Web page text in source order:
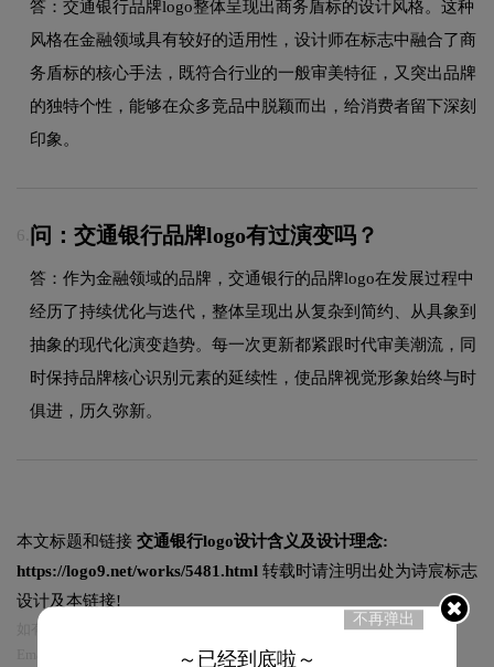
答：交通银行品牌logo整体呈现出商务盾标的设计风格。这种
风格在金融领域具有较好的适用性，设计师在标志中融合了商
务盾标的核心手法，既符合行业的一般审美特征，又突出品牌
的独特个性，能够在众多竞品中脱颖而出，给消费者留下深刻
印象。
6. 问：交通银行品牌logo有过演变吗？
答：作为金融领域的品牌，交通银行的品牌logo在发展过程中
经历了持续优化与迭代，整体呈现出从复杂到简约、从具象到
抽象的现代化演变趋势。每一次更新都紧跟时代审美潮流，同
时保持品牌核心识别元素的延续性，使品牌视觉形象始终与时
俱进，历久弥新。
本文标题和链接 交通银行logo设计含义及设计理念:
https://logo9.net/works/5481.html 转载时请注明出处为诗宸标志
设计及本链接!
Email:75696531@qq.com，我们将第一时间安排删除。
不再弹出
～已经到底啦～